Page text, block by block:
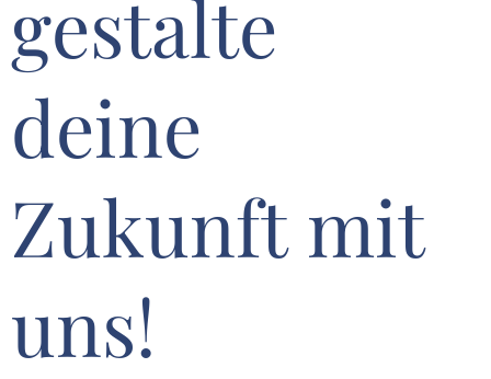
gestalte
deine
Zukunft mit
uns!